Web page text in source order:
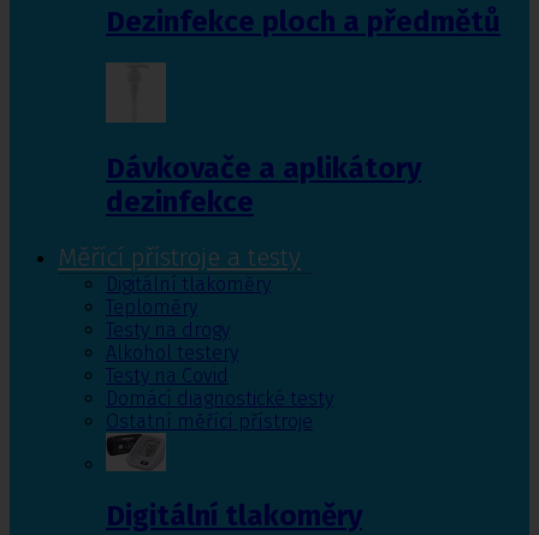
Dezinfekce ploch a předmětů
Dávkovače a aplikátory
dezinfekce
Měřící přístroje a testy
Digitální tlakoměry
Teploměry
Testy na drogy
Alkohol testery
Testy na Covid
Domácí diagnostické testy
Ostatní měřící přístroje
Digitální tlakoměry